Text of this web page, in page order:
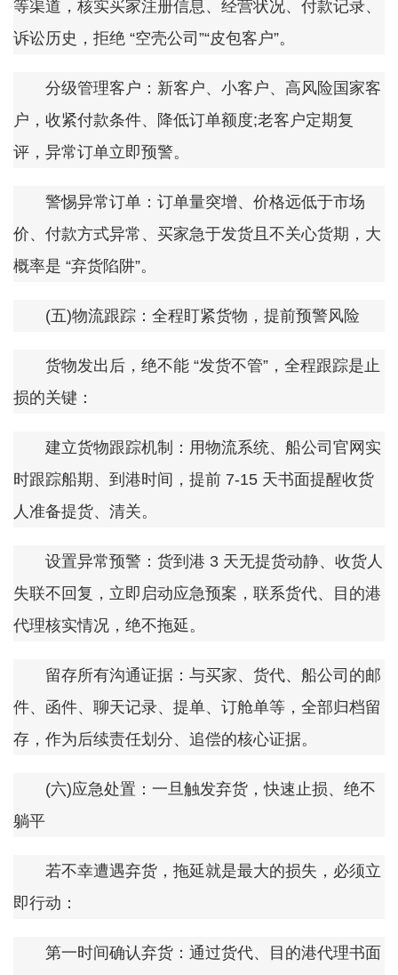
等渠道，核实买家注册信息、经营状况、付款记录、
诉讼历史，拒绝 “空壳公司”“皮包客户”。
分级管理客户：新客户、小客户、高风险国家客
户，收紧付款条件、降低订单额度;老客户定期复
评，异常订单立即预警。
警惕异常订单：订单量突增、价格远低于市场
价、付款方式异常、买家急于发货且不关心货期，大
概率是 “弃货陷阱”。
(五)物流跟踪：全程盯紧货物，提前预警风险
货物发出后，绝不能 “发货不管”，全程跟踪是止
损的关键：
建立货物跟踪机制：用物流系统、船公司官网实
时跟踪船期、到港时间，提前 7-15 天书面提醒收货
人准备提货、清关。
设置异常预警：货到港 3 天无提货动静、收货人
失联不回复，立即启动应急预案，联系货代、目的港
代理核实情况，绝不拖延。
留存所有沟通证据：与买家、货代、船公司的邮
件、函件、聊天记录、提单、订舱单等，全部归档留
存，作为后续责任划分、追偿的核心证据。
(六)应急处置：一旦触发弃货，快速止损、绝不
躺平
若不幸遭遇弃货，拖延就是最大的损失，必须立
即行动：
第一时间确认弃货：通过货代、目的港代理书面